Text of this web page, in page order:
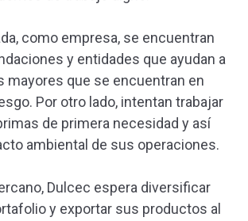
como empresa, se encuentran
y entidades que ayudan a
mayores que se encuentran en
Por otro lado, intentan trabajar
de primera necesidad y así
ambiental de sus operaciones.
Dulcec espera diversificar
y exportar sus productos al